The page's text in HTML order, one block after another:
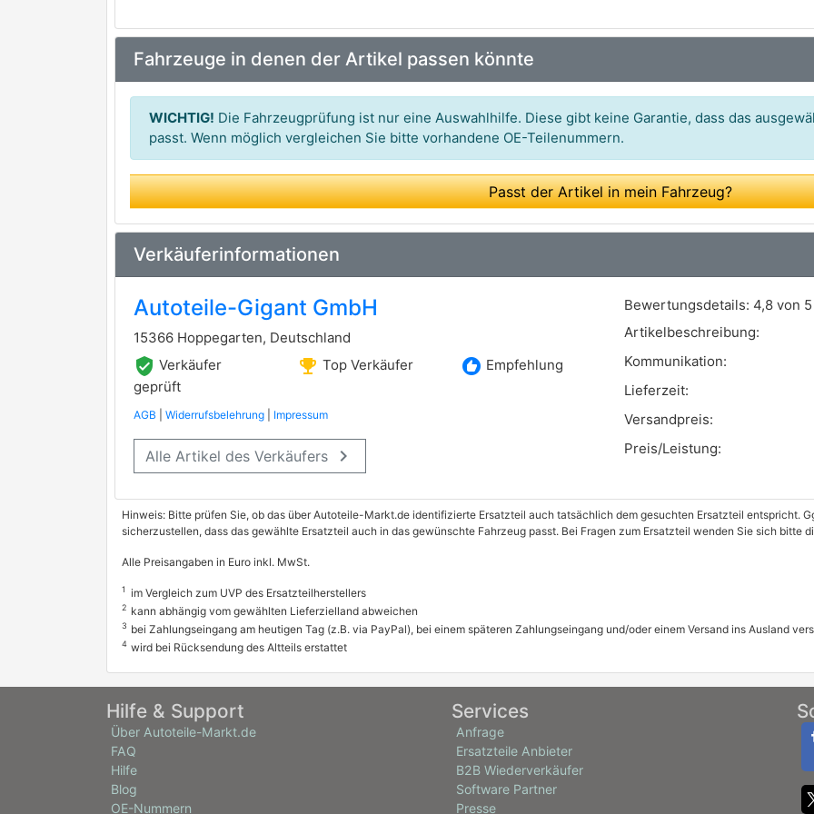
Fahrzeuge in denen der Artikel passen könnte
WICHTIG! Die Fahrzeugprüfung ist nur eine Auswahlhilfe. Diese gibt keine Garantie, dass das
passt. Wenn möglich vergleichen Sie bitte vorhandene OE-Teilenummern.
Passt der Artikel in mein Fahrzeug?
Verkäuferinformationen
Autoteile-Gigant GmbH
15366 Hoppegarten, Deutschland
verified_user Verkäufer
geprüft
emoji_events Top Verkäufer recommend Empfehlung
AGB Widerrufsbelehrung Impressum
Alle Artikel des Verkäufers keyboard_arrow_right
Bewertungsdetails: 4,8 von 5
Artikelbeschreibung:
Kommunikation:
Lieferzeit:
Versandpreis:
Preis/Leistung:
Hinweis: Bitte prüfen Sie, ob das über Autoteile-Markt.de identifizierte Ersatzteil auch tatsächlich dem gesuchten Ersatzteil entspricht.
sicherzustellen, dass das gewählte Ersatzteil auch in das gewünschte Fahrzeug passt. Bei Fragen zum Ersatzteil wenden Sie sich bitte
Alle Preisangaben in Euro inkl. MwSt.
1 im Vergleich zum UVP des Ersatzteilherstellers
2 kann abhängig vom gewählten Lieferzielland abweichen
3 bei Zahlungseingang am heutigen Tag (z.B. via PayPal), bei einem späteren Zahlungseingang und/oder einem Versand ins Ausland
4 wird bei Rücksendung des Altteils erstattet
Hilfe & Support
Über Autoteile-Markt.de
FAQ
Hilfe
Blog
OE-Nummern
Services
Anfrage
Ersatzteile Anbieter
B2B Wiederverkäufer
Software Partner
Presse